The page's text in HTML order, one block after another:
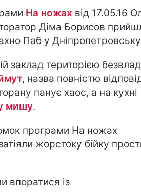
На ножах від 17.05.16
Діма Борисов
Паб у
заклад територією
, назва повністю
панує хаос, а на кухні
мишу.
програми На ножах
жорстоку бійку
впоратися із